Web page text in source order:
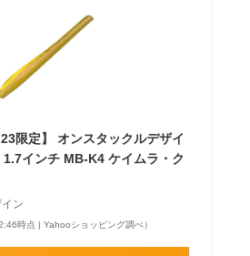
限定】 オンスタックルデザイ
インチ MB-K4 ケイムラ・ク
ン
時点 | Yahooショッピング調べ）